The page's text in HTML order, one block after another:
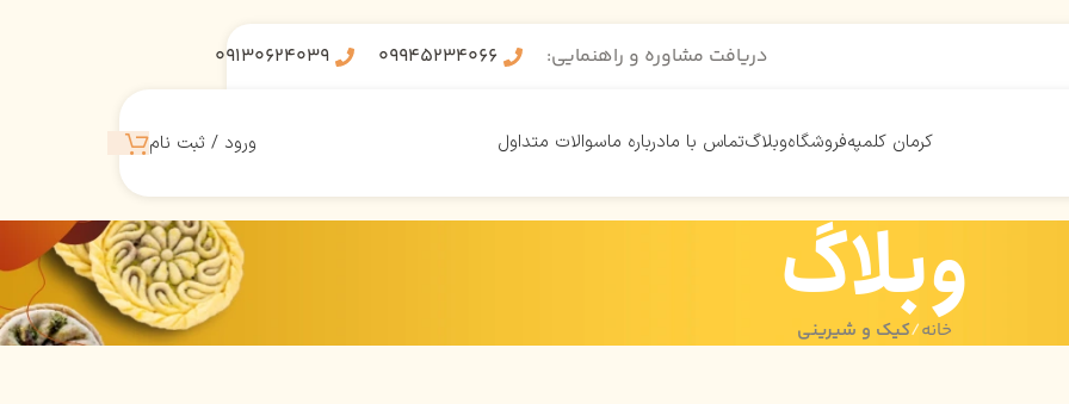
دریافت مشاوره و راهنمایی: 09945234066
09130624039
کرمان کلمپهفروشگاهوبلاگتماس با مادرباره ماسوالات متداول ورود / ثبت نام
وبلاگ
خانه کیک و شیرینی